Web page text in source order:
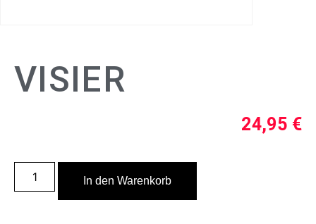
VISIER
24,95 €
In den Warenkorb